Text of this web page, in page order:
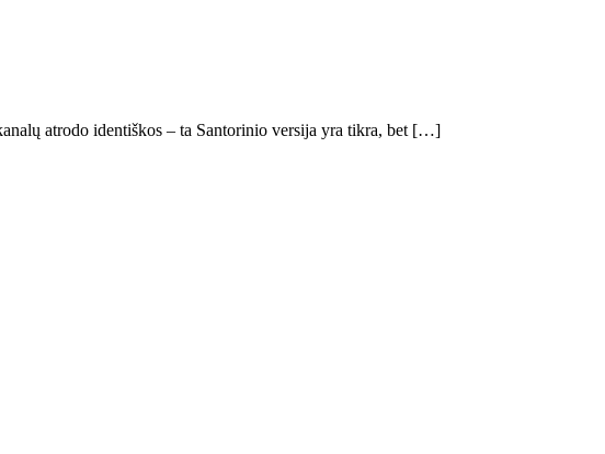
atrodo identiškos – ta Santorinio versija yra tikra, bet […]